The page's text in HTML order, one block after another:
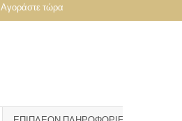
Αγοράστε τώρα